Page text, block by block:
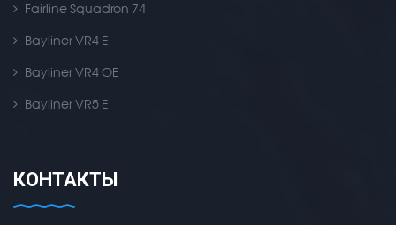
Fairline Squadron 74
Bayliner VR4 E
Bayliner VR4 OE
Bayliner VR5 E
КОНТАКТЫ